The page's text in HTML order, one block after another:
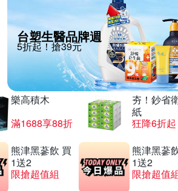
台塑生醫品牌週
5折起！搶39元
樂高積木
滿1688享88折
夯！鈔省
紙
狂降6折起
熊津黑蔘飲 買
1送2
限搶超值組
熊津黑蔘
1送2
限搶超值